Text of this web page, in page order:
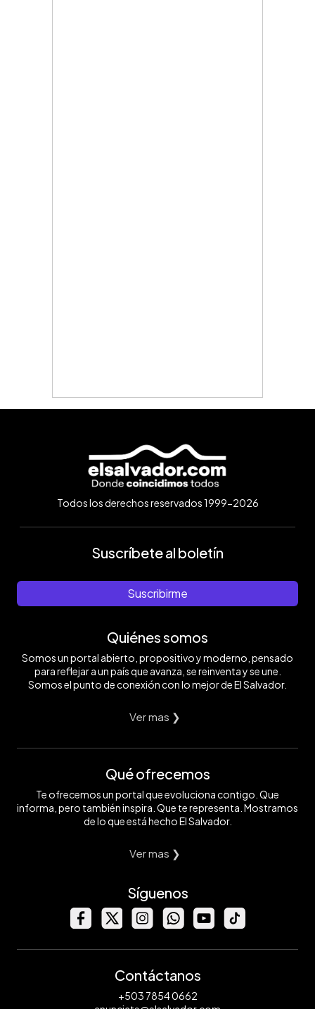
Todos los derechos reservados 1999-2026
Suscríbete al boletín
Suscribirme
Quiénes somos
Somos un portal abierto, propositivo y moderno, pensado
para reflejar a un país que avanza, se reinventa y se une.
Somos el punto de conexión con lo mejor de El Salvador.
Ver mas ❯
Qué ofrecemos
Te ofrecemos un portal que evoluciona contigo. Que
informa, pero también inspira. Que te representa. Mostramos
de lo que está hecho El Salvador.
Ver mas ❯
Síguenos
Contáctanos
+503 7854 0662